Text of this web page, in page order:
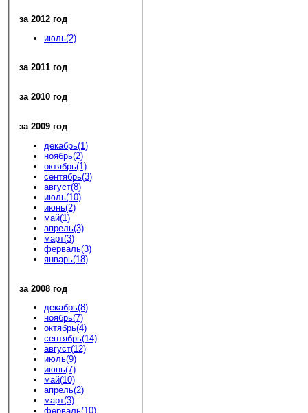
за 2012 год
июль(2)
за 2011 год
за 2010 год
за 2009 год
декабрь(1)
ноябрь(2)
октябрь(1)
сентябрь(3)
август(8)
июль(10)
июнь(2)
май(1)
апрель(3)
март(3)
ферваль(3)
январь(18)
за 2008 год
декабрь(8)
ноябрь(7)
октябрь(4)
сентябрь(14)
август(12)
июль(9)
июнь(7)
май(10)
апрель(2)
март(3)
ферваль(10)